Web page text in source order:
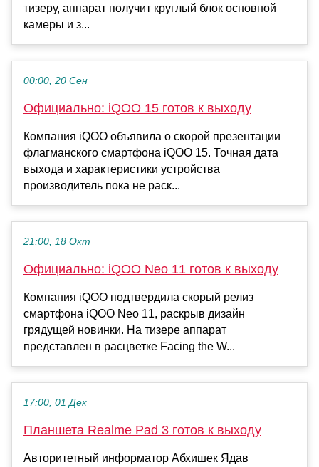
тизеру, аппарат получит круглый блок основной
камеры и з...
00:00, 20 Сен
Официально: iQOO 15 готов к выходу
Компания iQOO объявила о скорой презентации
флагманского смартфона iQOO 15. Точная дата
выхода и характеристики устройства
производитель пока не раск...
21:00, 18 Окт
Официально: iQOO Neo 11 готов к выходу
Компания iQOO подтвердила скорый релиз
смартфона iQOO Neo 11, раскрыв дизайн
грядущей новинки. На тизере аппарат
представлен в расцветке Facing the W...
17:00, 01 Дек
Планшета Realme Pad 3 готов к выходу
Авторитетный информатор Абхишек Ядав